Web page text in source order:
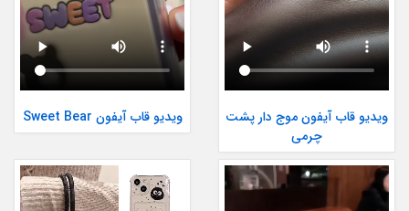
ویدیو قاب آیفون موج دار پشت
چرمی
ویدیو قاب آیفون Sweet Bear